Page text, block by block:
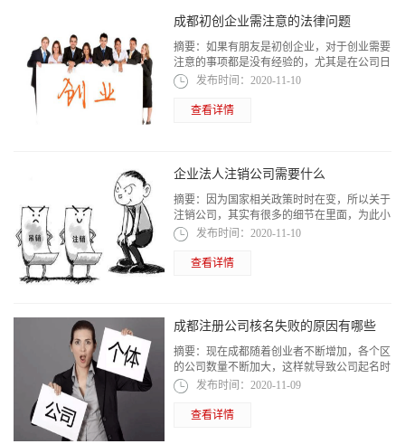
成都初创企业需注意的法律问题
摘要：如果有朋友是初创企业，对于创业需要
注意的事项都是没有经验的，尤其是在公司日
常运营中需要注意的法律题。为此，小编整理
发布时间：2020-11-10
查看详情
企业法人注销公司需要什么
摘要：
因为国家相关政策时时在变，所以关于
注销公司，其实有很多的细节在里面，为此小
编来细说一下企业法人注销公司需要什么，具
体要注意的几个重点。
发布时间： 2020-11-10
查看详情
成都注册公司核名失败的原因有哪些
摘要：现在成都随着创业者不断增加，各个区
的公司数量不断加大，这样就导致公司起名时
会遇到一些障碍。今天，小编就给各位说说成
都注册公司核名失败的原因有哪些，希望...
发布时间：2020-11-09
查看详情